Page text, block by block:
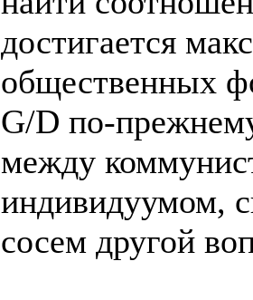
достигается
общественных
G/D по-
между
индивидуумом,
сосем другой